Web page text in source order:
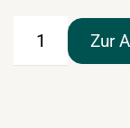
Zur